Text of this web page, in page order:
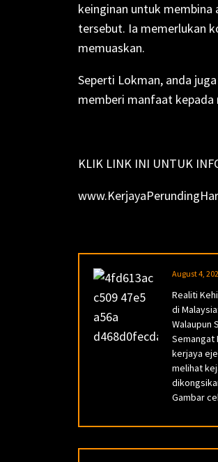
keinginan untuk membina
tersebut. Ia memerlukan
memuaskan.
Seperti Lokman, anda
memberi manfaat kepada
KLIK LINK INI UNTUK
August 4,
Realiti
di
Walaupun
Semangat
kerjaya
melihat
Gambar